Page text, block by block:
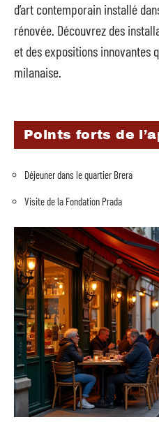
d’art contemporain installé
rénovée. Découvrez des
et des expositions innovantes
milanaise.
Points forts de
Déjeuner dans le quartier Brera
Visite de la Fondation Prada